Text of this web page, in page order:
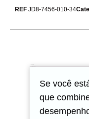
REF JD8-7456-010-34
Se você
que